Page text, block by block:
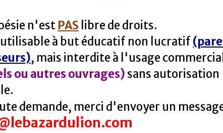
n'est PAS libre de droits.
utilisable à but éducatif non lucratif
, mais interdite à l'usage commercial
ou autres ouvrages) sans autorisation
demande, merci d'envoyer un